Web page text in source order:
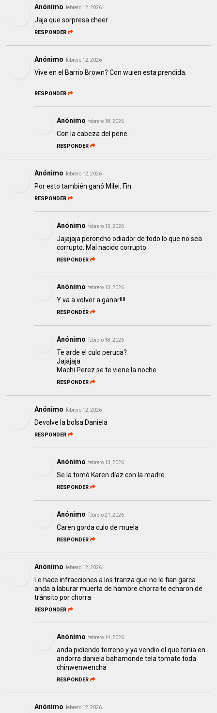
Anónimo febrero 12, 2026
Jaja que sorpresa cheer
RESPONDER
Anónimo febrero 12, 2026
Vive en el Barrio Brown? Con wuien esta prendida.
RESPONDER
Anónimo febrero 18, 2026
Con la cabeza del pene.
RESPONDER
Anónimo febrero 12, 2026
Por esto también ganó Milei. Fin.
RESPONDER
Anónimo febrero 13, 2026
Jajajaja peroncho odiador de todo lo que no sea
corrupto. Mal nacido corrupto
RESPONDER
Anónimo febrero 13, 2026
Y va a volver a ganar!!!!
RESPONDER
Anónimo febrero 18, 2026
Te arde el culo peruca?
Jajajaja
Machi Perez se te viene la noche.
RESPONDER
Anónimo febrero 12, 2026
Devolve la bolsa Daniela
RESPONDER
Anónimo febrero 13, 2026
Se la tomó Karen díaz con la madre
RESPONDER
Anónimo febrero 21, 2026
Caren gorda culo de muela
RESPONDER
Anónimo febrero 12, 2026
Le hace infracciones a los tranza que no le fian garca
anda a laburar muerta de hambre chorra te echaron de
tránsito por chorra
RESPONDER
Anónimo febrero 14, 2026
anda pidiendo terreno y ya vendio el que tenia en
andorra daniela bahamonde tela tomate toda
chinwenwencha
RESPONDER
Anónimo febrero 12, 2026